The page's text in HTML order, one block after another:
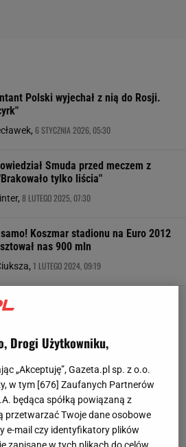
Polski wyjechał z nią do Rosji.
6 STYCZNIA 2026, 05:30
Smuda przed meczem z
tylko liścia"
8 LUTEGO 2025, 07:30
Koszmar stadionu na Euro 2012
nas 900 mln
1 LUTEGO 2024, 09:19
Drogi Użytkowniku,
„Akceptuję”, Gazeta.pl sp. z o.o.
w tym [676] Zaufanych Partnerów
będąca spółką powiązaną z
przetwarzać Twoje dane osobowe
e-mail czy identyfikatory plików
zapisane w tych plikach do celów